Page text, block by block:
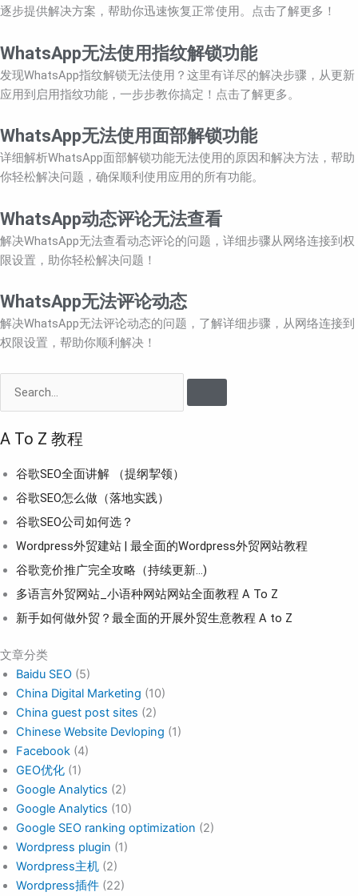
逐步提供解决方案，帮助你迅速恢复正常使用。点击了解更多！
WhatsApp无法使用指纹解锁功能
发现WhatsApp指纹解锁无法使用？这里有详尽的解决步骤，从更新
应用到启用指纹功能，一步步教你搞定！点击了解更多。
WhatsApp无法使用面部解锁功能
详细解析WhatsApp面部解锁功能无法使用的原因和解决方法，帮助
你轻松解决问题，确保顺利使用应用的所有功能。
WhatsApp动态评论无法查看
解决WhatsApp无法查看动态评论的问题，详细步骤从网络连接到权
限设置，助你轻松解决问题！
WhatsApp无法评论动态
解决WhatsApp无法评论动态的问题，了解详细步骤，从网络连接到
权限设置，帮助你顺利解决！
A To Z 教程
谷歌SEO全面讲解 （提纲挈领）
谷歌SEO怎么做（落地实践）
谷歌SEO公司如何选？
Wordpress外贸建站 | 最全面的Wordpress外贸网站教程
谷歌竞价推广完全攻略（持续更新…)
多语言外贸网站_小语种网站网站全面教程 A To Z
新手如何做外贸？最全面的开展外贸生意教程 A to Z
文章分类
Baidu SEO (5)
China Digital Marketing (10)
China guest post sites (2)
Chinese Website Devloping (1)
Facebook (4)
GEO优化 (1)
Google Analytics (2)
Google Analytics (10)
Google SEO ranking optimization (2)
Wordpress plugin (1)
Wordpress主机 (2)
Wordpress插件 (22)